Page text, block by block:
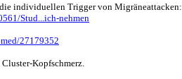
individuellen Trigger von Migräneattacken:
Stud...ich-nehmen
27179352
Kopfschmerz.